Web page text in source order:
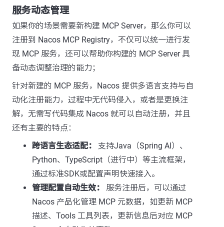
服务动态管理
如果你的场景需要新构建 MCP Server，那么你可以
注册到 Nacos MCP Registry，不仅可以统一进行发
现 MCP 服务，还可以帮助你构建的 MCP Server 具
备动态调整治理的能力；
针对新建的 MCP 服务，Nacos 提供多语言支持与自
动化注册能力，过程中无代码侵入，或者是更换注
解，无需写代码集成 Nacos 就可以自动注册，并且
还有主要的特点：
跨语言生态适配：
支持Java（Spring AI）、
Python、TypeScript（进行中）等主流框架，
通过标准SDK或配置声明快速接入。
管理配置自动生效：
服务注册后，可以通过
Nacos 产品化管理 MCP 元数据，如更新 MCP
描述、Tools 工具列表，更新信息后对应 MCP